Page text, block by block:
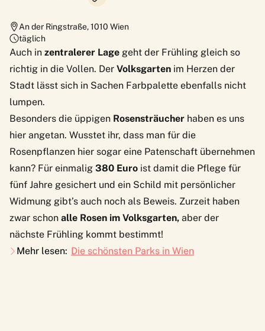
An der Ringstraße,1010 Wien
täglich
Auch in zentralerer Lage geht der Frühling gleich so
richtig in die Vollen. Der Volksgarten im Herzen der
Stadt lässt sich in Sachen Farbpalette ebenfalls nicht
lumpen.
Besonders die üppigen Rosensträucher haben es uns
hier angetan. Wusstet ihr, dass man für die
Rosenpflanzen hier sogar eine Patenschaft übernehmen
kann? Für einmalig 380 Euro ist damit die Pflege für
fünf Jahre gesichert und ein Schild mit persönlicher
Widmung gibt’s auch noch als Beweis. Zurzeit haben
zwar schon alle Rosen im Volksgarten, aber der
nächste Frühling kommt bestimmt!
Mehr lesen: Die schönsten Parks in Wien